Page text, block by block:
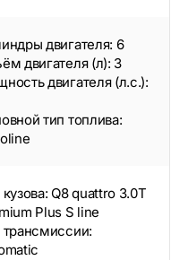
двигателя: 6
двигателя (л): 3
двигателя (л.с.):
тип топлива:
Q8 quattro 3.0T
Plus S line
трансмиссии: